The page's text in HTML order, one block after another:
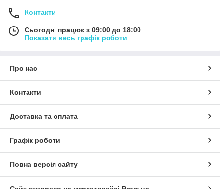
Контакти
Сьогодні працює з 09:00 до 18:00
Показати весь графік роботи
Про нас
Контакти
Доставка та оплата
Графік роботи
Повна версія сайту